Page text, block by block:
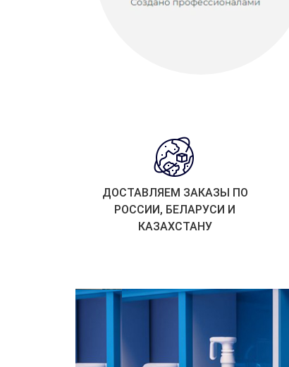
ДОСТАВЛЯЕМ ЗАКАЗЫ ПО
РОССИИ, БЕЛАРУСИ И
КАЗАХСТАНУ